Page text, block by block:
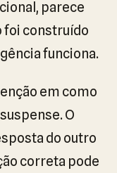
parece
foi construído
funciona.
em como
O
do outro
correta pode